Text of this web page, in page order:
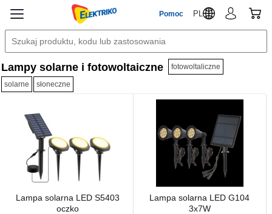
Pomoc PL
Lampy solarne i fotowoltaiczne fotowoltaliczne
solarne słoneczne
Lampa solarna LED S5403
oczko
Lampa solarna LED G104
3x7W